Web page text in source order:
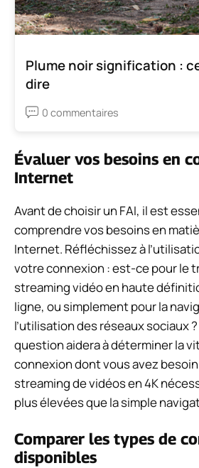
Plume noir signification :
dire
0 commentaires
Évaluer vos besoins en
Internet
Avant de choisir un FAI, il est
comprendre vos besoins en
Internet. Réfléchissez à
votre connexion : est-ce pour le
streaming vidéo en haute
ligne, ou simplement pour la
l’utilisation des réseaux sociaux
question aidera à déterminer la
connexion dont vous avez
streaming de vidéos en 4K
plus élevées que la simple
Comparer les types de
disponibles